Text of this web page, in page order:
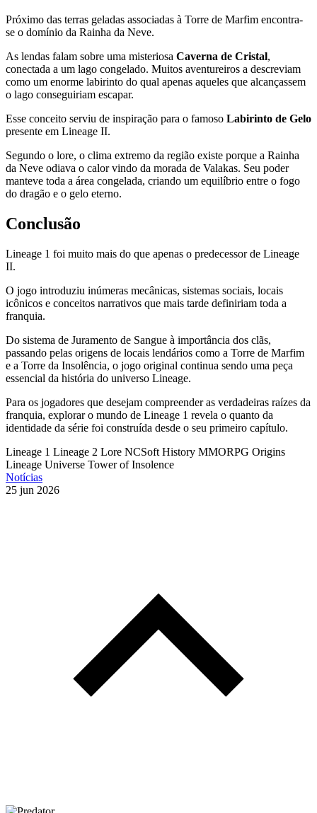
Próximo das terras geladas associadas à Torre de Marfim encontra-
se o domínio da Rainha da Neve.
As lendas falam sobre uma misteriosa Caverna de Cristal,
conectada a um lago congelado. Muitos aventureiros a descreviam
como um enorme labirinto do qual apenas aqueles que alcançassem
o lago conseguiriam escapar.
Esse conceito serviu de inspiração para o famoso Labirinto de Gelo
presente em Lineage II.
Segundo o lore, o clima extremo da região existe porque a Rainha
da Neve odiava o calor vindo da morada de Valakas. Seu poder
manteve toda a área congelada, criando um equilíbrio entre o fogo
do dragão e o gelo eterno.
Conclusão
Lineage 1 foi muito mais do que apenas o predecessor de Lineage
II.
O jogo introduziu inúmeras mecânicas, sistemas sociais, locais
icônicos e conceitos narrativos que mais tarde definiriam toda a
franquia.
Do sistema de Juramento de Sangue à importância dos clãs,
passando pelas origens de locais lendários como a Torre de Marfim
e a Torre da Insolência, o jogo original continua sendo uma peça
essencial da história do universo Lineage.
Para os jogadores que desejam compreender as verdadeiras raízes da
franquia, explorar o mundo de Lineage 1 revela o quanto da
identidade da série foi construída desde o seu primeiro capítulo.
Lineage 1 Lineage 2 Lore NCSoft History MMORPG Origins
Lineage Universe Tower of Insolence
Notícias
25 jun 2026